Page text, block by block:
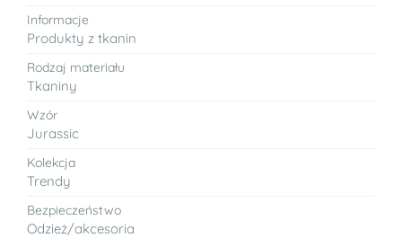
Informacje
Produkty z tkanin
Rodzaj materiału
Tkaniny
Wzór
Jurassic
Kolekcja
Trendy
Bezpieczeństwo
Odzież/akcesoria